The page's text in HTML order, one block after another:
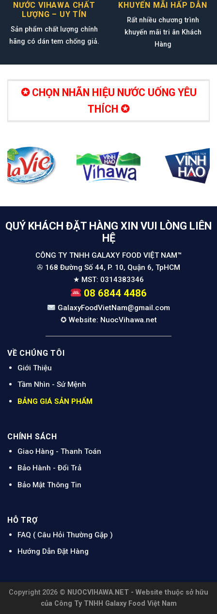
NƯỚC VIHAWA CHẤT
LƯỢNG – UY TÍN
Sản phẩm chất lượng chính
hãng có dán tem chống giả.
KHUYẾN MÃI HẤP DẪN
Rất nhiều chương trình
khuyến mãi tri ân Khách
Hàng
✪ CHỌN NHÃN HIỆU NƯỚC UỐNG YÊU
THÍCH ✪
QUÝ KHÁCH ĐẶT HÀNG XIN VUI LÒNG LIÊN
HỆ
CÔNG TY TNHH GALAXY FOOD VIỆT NAM™
✇ 168 Đường Số 44, P. 10, Quận 6, TpHCM
★ MST: 0314383346
08 6844 4486
GalaxyFoodVietNam@gmail.com
✪ Website: NuocVihawa.net
VỀ CHÚNG TÔI
Giới Thiệu
Tầm Nhìn - Sứ Mệnh
BẢNG GIÁ SẢN PHẨM
CHÍNH SÁCH
Giao Hàng - Thanh Toán
Bảo Hành - Đổi Trả
Bảo Mật Thông Tin
HỖ TRỢ
FAQ ( Câu Hỏi Thường Gặp )
Hướng Dẫn Đặt Hàng
Copyright 2026 © NUOCVIHAWA.NET - Website thuộc sở hữu
của Công Ty TNHH Galaxy Food Việt Nam